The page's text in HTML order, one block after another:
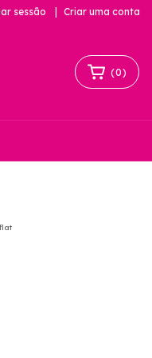
sessão Criar uma conta
(0)